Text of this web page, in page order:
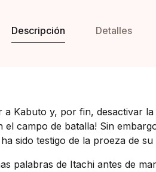
Descripción Detalles
a Kabuto y, por fin, desactivar
el campo de batalla! Sin
sido testigo de la proeza de
palabras de Itachi antes de